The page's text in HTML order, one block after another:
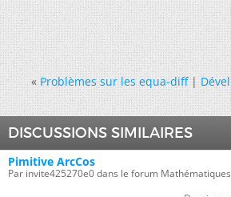
« Problèmes sur les equa-diff|
DISCUSSIONS SIMILAIRES
Pimitive ArcCos
Par invite425270e0 dans le forum